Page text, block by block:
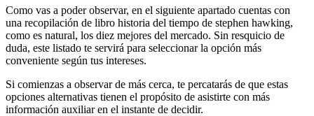
Como vas a poder observar, en el siguiente apartado cuentas con
una recopilación de libro historia del tiempo de stephen hawking,
como es natural, los diez mejores del mercado. Sin resquicio de
duda, este listado te servirá para seleccionar la opción más
conveniente según tus intereses.
Si comienzas a observar de más cerca, te percatarás de que estas
opciones alternativas tienen el propósito de asistirte con más
información auxiliar en el instante de decidir.